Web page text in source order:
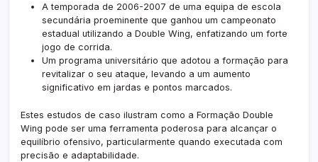
A temporada de 2006-2007 de uma equipa de escola
secundária proeminente que ganhou um campeonato
estadual utilizando a Double Wing, enfatizando um forte
jogo de corrida.
Um programa universitário que adotou a formação para
revitalizar o seu ataque, levando a um aumento
significativo em jardas e pontos marcados.
Estes estudos de caso ilustram como a Formação Double
Wing pode ser uma ferramenta poderosa para alcançar o
equilíbrio ofensivo, particularmente quando executada com
precisão e adaptabilidade.